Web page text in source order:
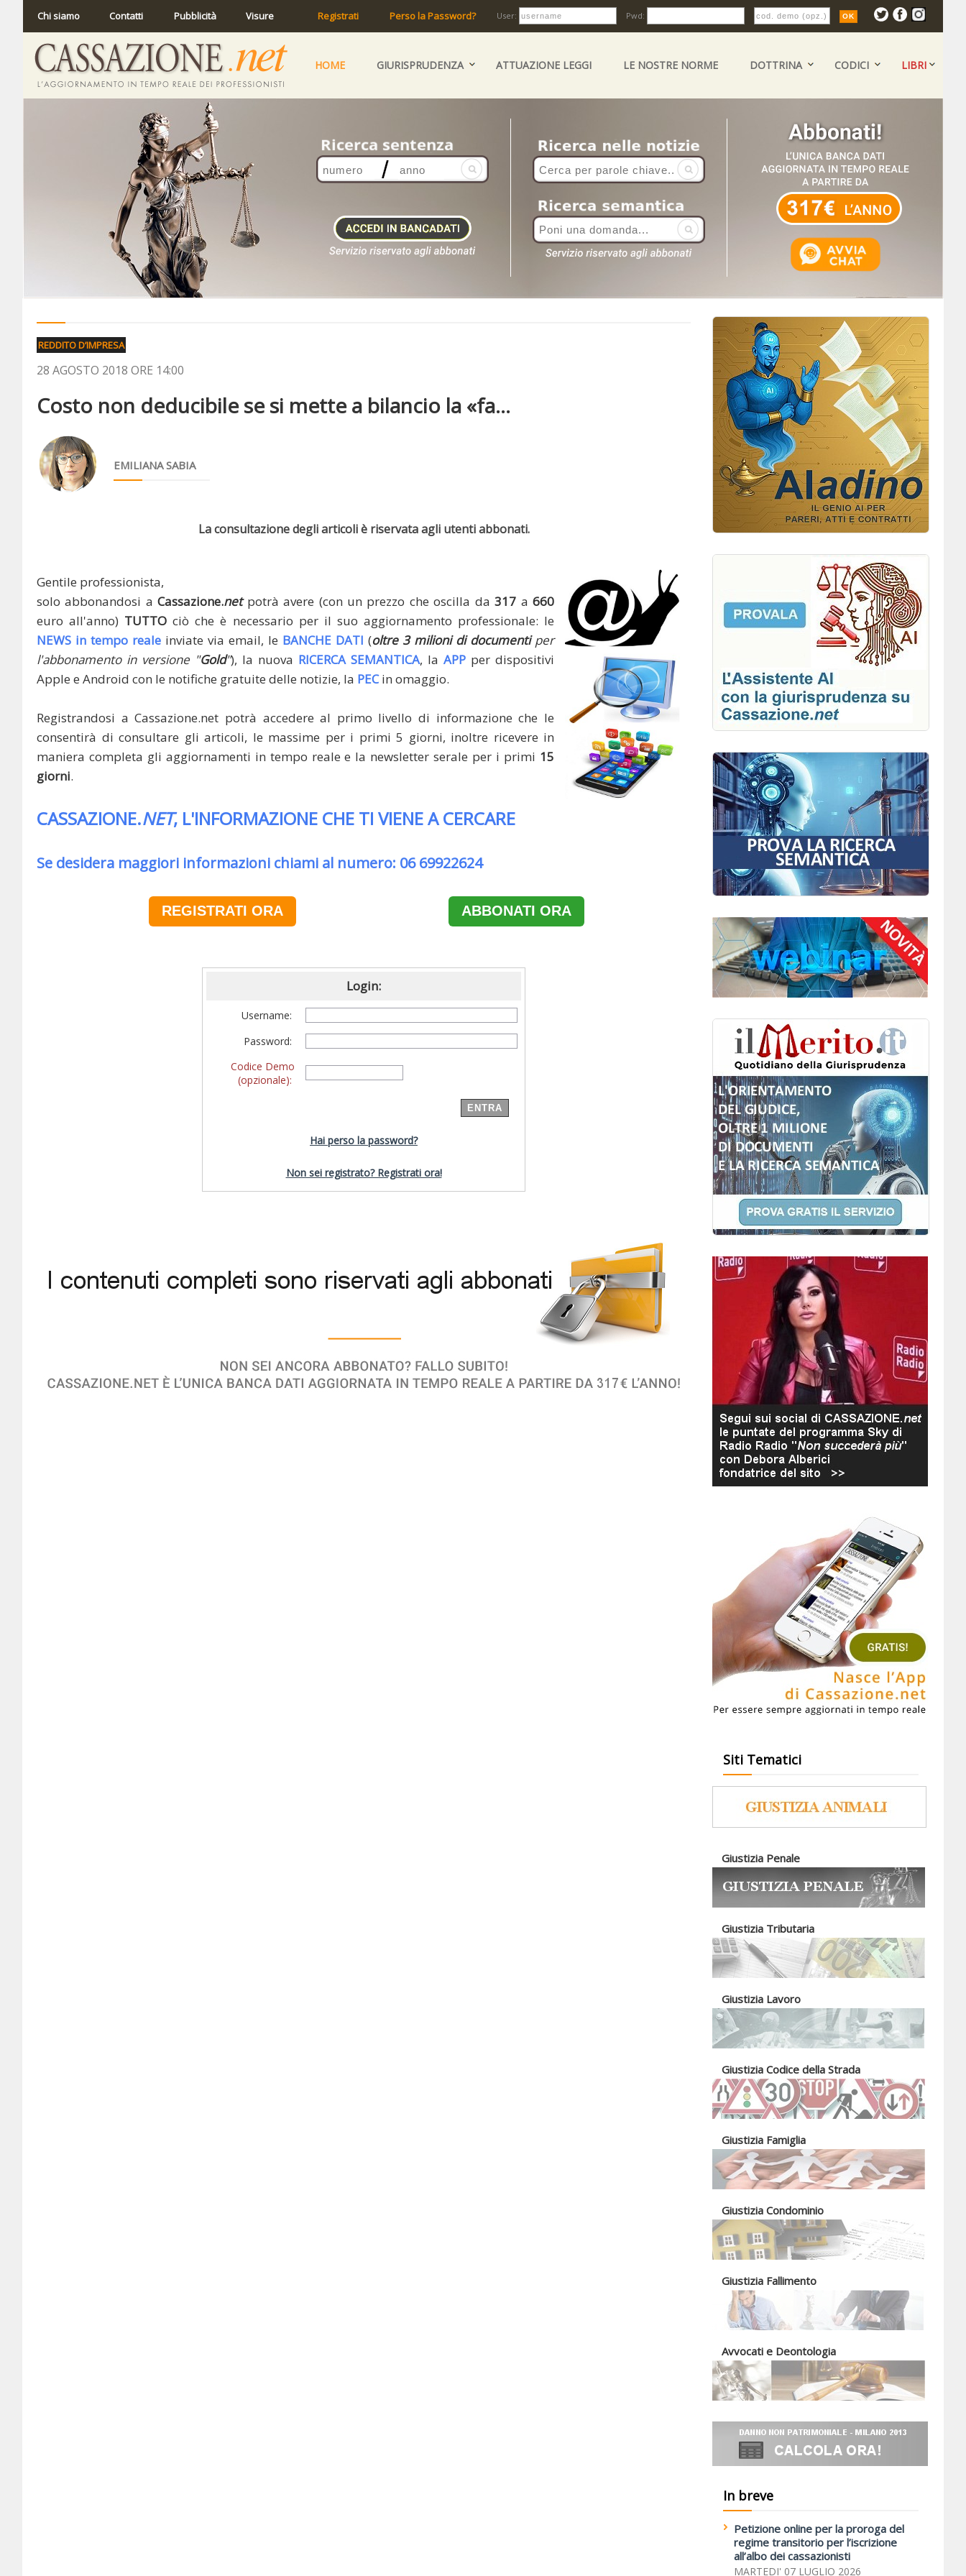
Chi siamo Contatti Pubblicità Visure Registrati Perso la Password? User: Pwd:
HOME GIURISPRUDENZA ATTUAZIONE LEGGI LE NOSTRE NORME DOTTRINA CODICI LIBRI
REDDITO D’IMPRESA
28 AGOSTO 2018 ORE 14:00
Costo non deducibile se si mette a bilancio la «fa...
EMILIANA SABIA
La consultazione degli articoli è riservata agli utenti abbonati.
Gentile professionista,
solo abbonandosi aCassazione.netpotrà avere (con un prezzo che oscilla da317 a660
euro all'anno) TUTTO ciò che è necessario per il suo aggiornamento professionale: le
NEWS in tempo reale inviate via email, le BANCHE DATI (oltre 3 milioni di documentiper
l'abbonamento in versione "Gold"), la nuova RICERCA SEMANTICA, la APP per dispositivi
Apple e Android con le notifiche gratuite delle notizie, la PECin omaggio.
Registrandosi a Cassazione.net potrà accedere al primo livello di informazione che le
consentirà di consultare gli articoli, le massime per i primi 5 giorni, inoltre ricevere in
maniera completa gli aggiornamenti in tempo reale e la newsletter serale per i primi 15
giorni.
CASSAZIONE.NET, L'INFORMAZIONE CHE TI VIENE A CERCARE
Se desidera maggiori informazioni chiami al numero: 06 69922624
REGISTRATI ORA ABBONATI ORA
Login:
Username:
Password:
Codice Demo
(opzionale):
Hai perso la password?
Non sei registrato? Registrati ora!
Siti Tematici
Giustizia Penale
Giustizia Tributaria
Giustizia Lavoro
Giustizia Codice della Strada
Giustizia Famiglia
Giustizia Condominio
Giustizia Fallimento
Avvocati e Deontologia
In breve
Petizione online per la proroga del
regime transitorio per l’iscrizione
all’albo dei cassazionisti
MARTEDI' 07 LUGLIO 2026